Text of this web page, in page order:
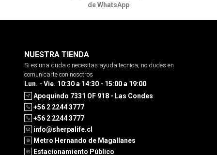
de WhatsApp
NUESTRA TIENDA
Si es una duda o necesitas ayuda tecnica, no dudes en
comunicarte con nosotros
Lun. - Vie. 10:30 a 14:30 - 15:00 a 19:00
Apoquindo 7331 OF 918 - Las Condes
+56 2 2244 3777
+56 2 2244 3777
info@sherpalife.cl
Metro Hernando de Magallanes
Estacionamiento Público